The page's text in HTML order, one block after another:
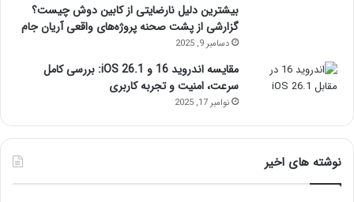
بیشترین دلیل نارضایتی از کابین دوش چیست؟
گزارشی از پشت صحنه پروژه‌های واقعی آریان جام
دسامبر 9, 2025
مقایسه اندروید 16 و iOS 26.1: بررسی کامل
سرعت، امنیت و تجربه کاربری
نوامبر 17, 2025
نوشته های اخیر